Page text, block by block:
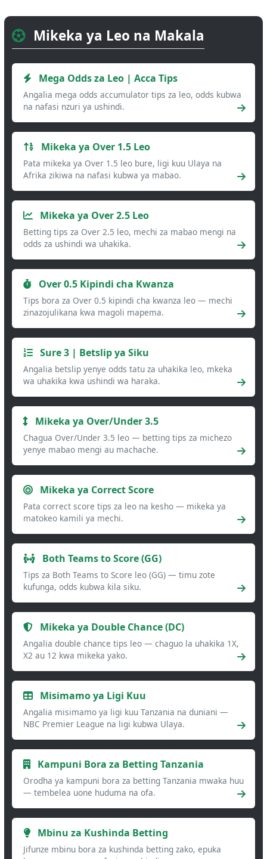
Mikeka ya Leo na Makala
Mega Odds za Leo | Acca Tips
Angalia mega odds accumulator tips za leo, odds kubwa
na nafasi nzuri ya ushindi.
Mikeka ya Over 1.5 Leo
Pata mikeka ya Over 1.5 leo bure, ligi kuu Ulaya na
Afrika zikiwa na nafasi kubwa ya mabao.
Mikeka ya Over 2.5 Leo
Betting tips za Over 2.5 leo, mechi za mabao mengi na
odds za ushindi wa uhakika.
Over 0.5 Kipindi cha Kwanza
Tips bora za Over 0.5 kipindi cha kwanza leo — mechi
zinazojulikana kwa magoli mapema.
Sure 3 | Betslip ya Siku
Angalia betslip yenye odds tatu za uhakika leo, mkeka
wa uhakika kwa ushindi wa haraka.
Mikeka ya Over/Under 3.5
Chagua Over/Under 3.5 leo — betting tips za michezo
yenye mabao mengi au machache.
Mikeka ya Correct Score
Pata correct score tips za leo na kesho — mikeka ya
matokeo kamili ya mechi.
Both Teams to Score (GG)
Tips za Both Teams to Score leo (GG) — timu zote
kufunga, odds kubwa kila siku.
Mikeka ya Double Chance (DC)
Angalia double chance tips leo — chaguo la uhakika 1X,
X2 au 12 kwa mikeka yako.
Misimamo ya Ligi Kuu
Angalia misimamo ya ligi kuu Tanzania na duniani —
NBC Premier League na ligi kubwa Ulaya.
Kampuni Bora za Betting Tanzania
Orodha ya kampuni bora za betting Tanzania mwaka huu
— tembelea uone huduma na ofa.
Mbinu za Kushinda Betting
Jifunze mbinu bora za kushinda betting zako, epuka